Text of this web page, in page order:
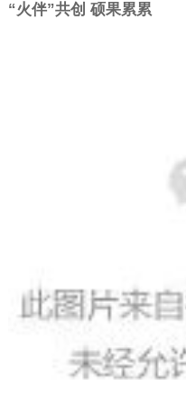
“火伴”共创 硕果累累